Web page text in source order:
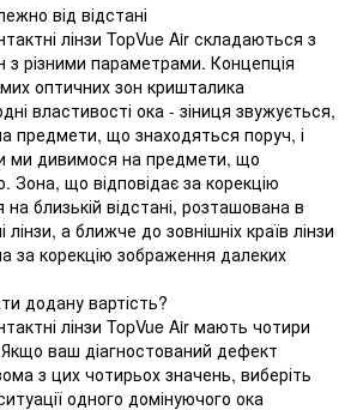
від відстані
лінзи TopVue Air складаються з
з різними параметрами. Концепція
оптичних зон кришталика
властивості ока - зіниця звужується,
предмети, що знаходяться поруч, і
ми дивимося на предмети, що
Зона, що відповідає за корекцію
на близькій відстані, розташована в
лінзи, а ближче до зовнішніх країв лінзи
за корекцію зображення далеких
додану вартість?
лінзи TopVue Air мають чотири
ваш діагностований дефект
з цих чотирьох значень, виберіть
одного домінуючого ока